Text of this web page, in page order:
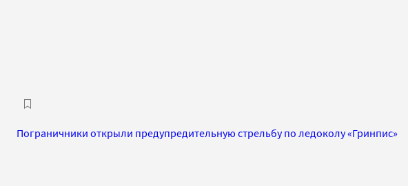
Пограничники открыли предупредительную стрельбу по ледоколу «Гринпис»